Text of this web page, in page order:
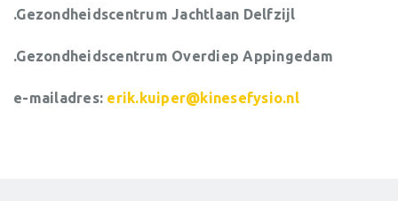
.Gezondheidscentrum Jachtlaan Delfzijl
.Gezondheidscentrum Overdiep Appingedam
e-mailadres: erik.kuiper@kinesefysio.nl